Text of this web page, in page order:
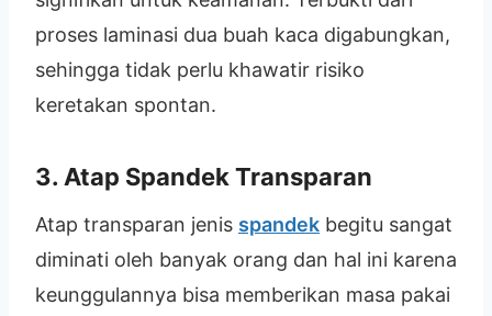
proses laminasi dua buah kaca digabungkan,
sehingga tidak perlu khawatir risiko
keretakan spontan.
3. Atap Spandek Transparan
Atap transparan jenis spandek begitu sangat
diminati oleh banyak orang dan hal ini karena
keunggulannya bisa memberikan masa pakai